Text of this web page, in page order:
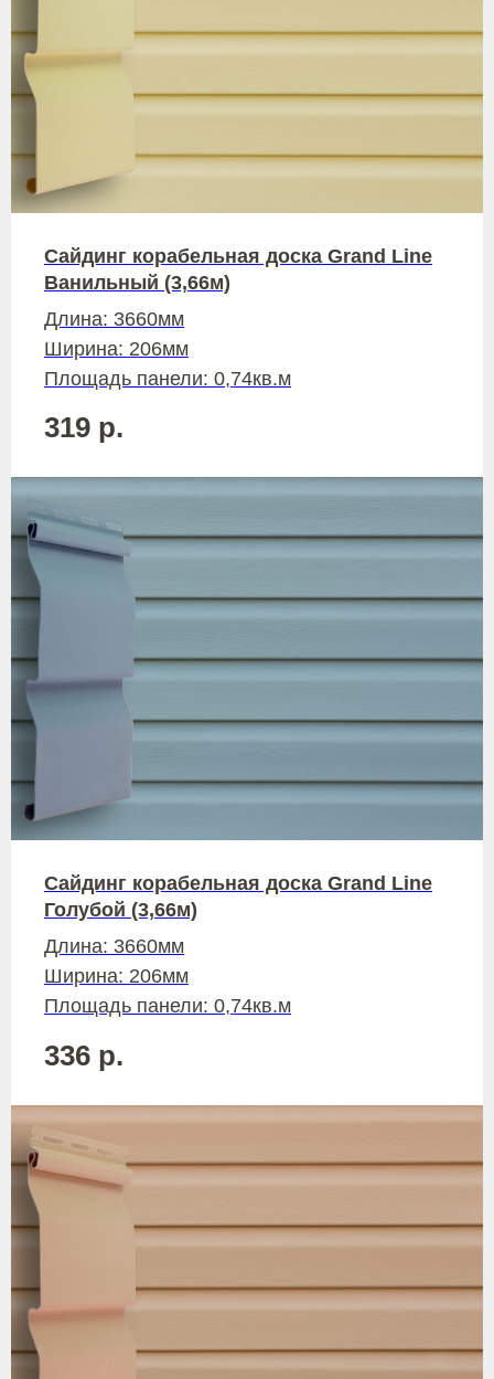
Сайдинг корабельная доска Grand Line
Ванильный (3,66м)
Длина: 3660мм
Ширина: 206мм
Площадь панели: 0,74кв.м
319 р.
Сайдинг корабельная доска Grand Line
Голубой (3,66м)
Длина: 3660мм
Ширина: 206мм
Площадь панели: 0,74кв.м
336 р.